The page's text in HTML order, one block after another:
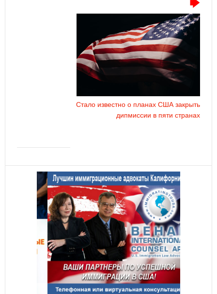
Стало известно о планах США закрыть
дипмиссии в пяти странах